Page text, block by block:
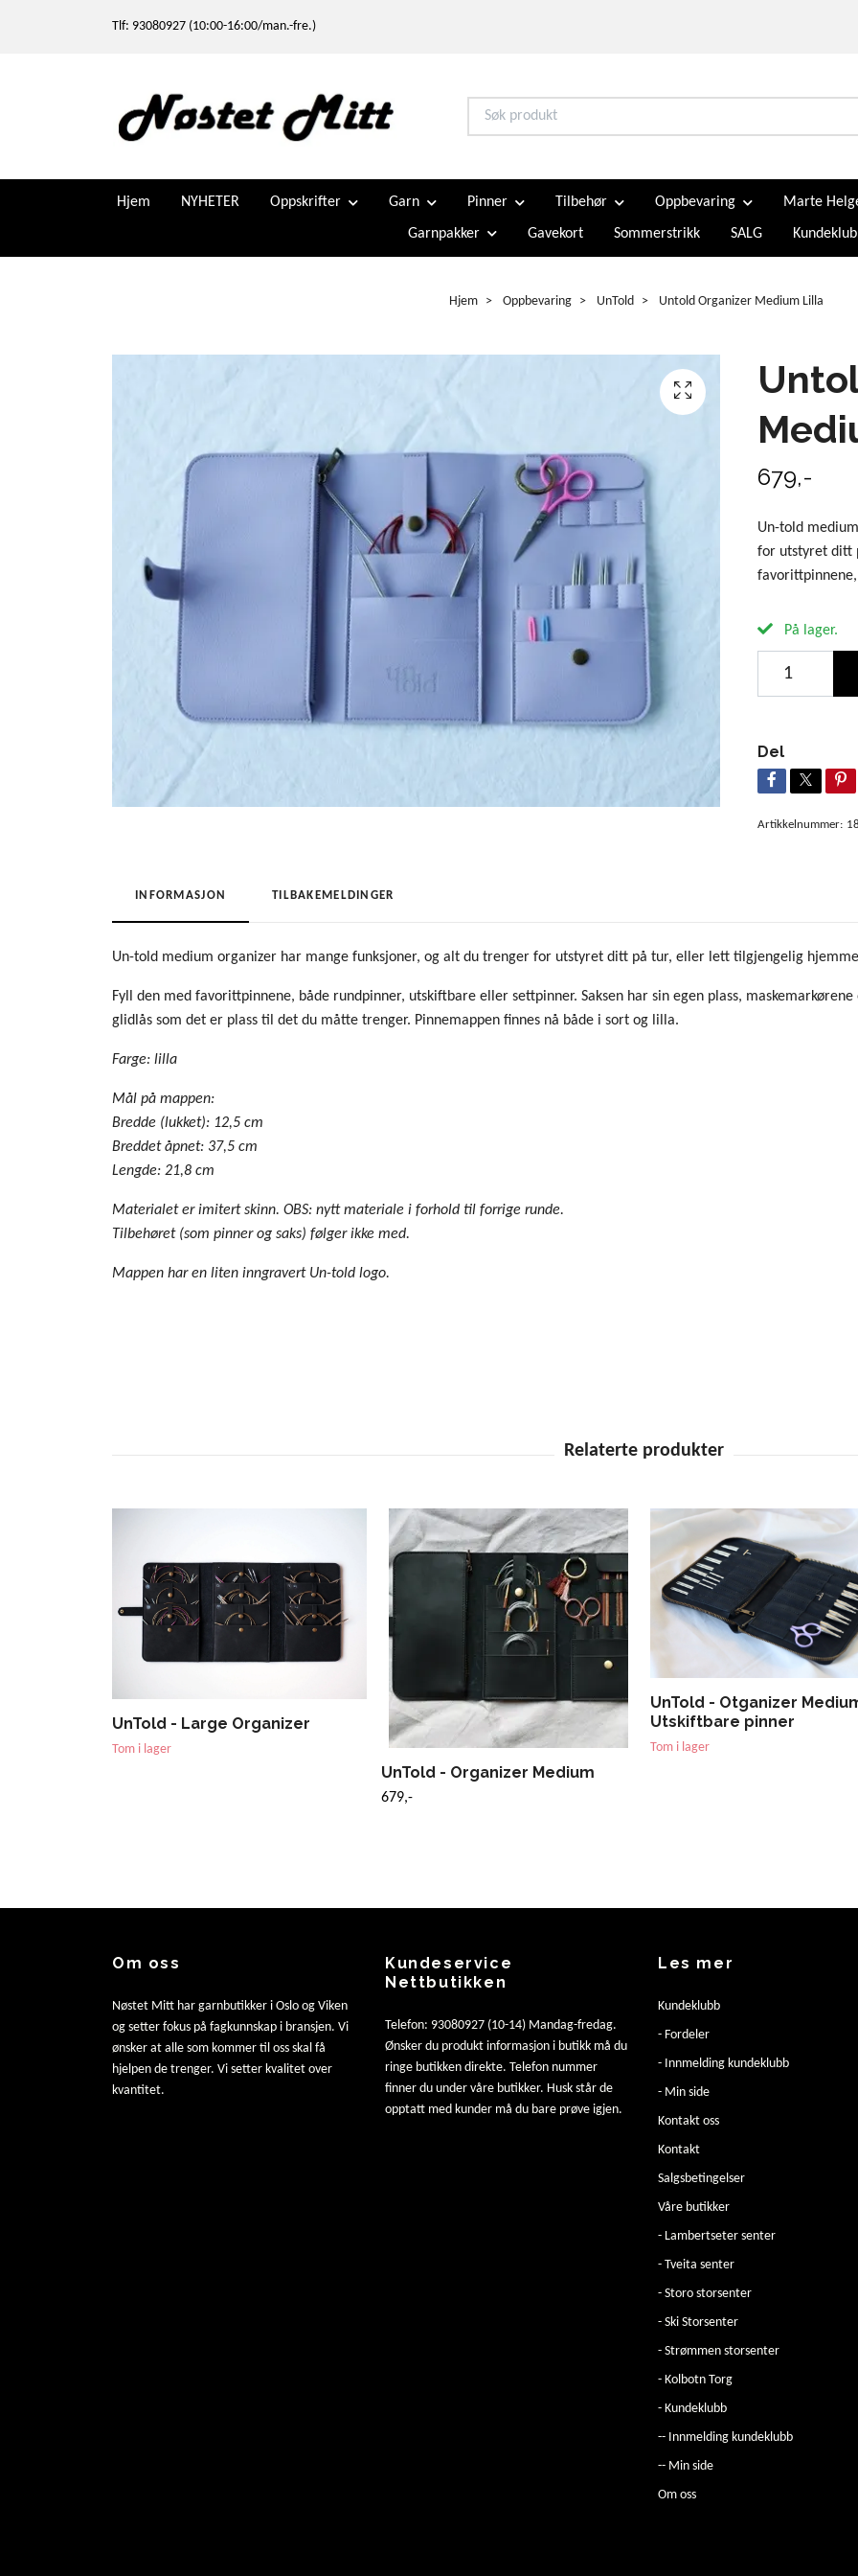
Tlf: 93080927 (10:00-16:00/man.-fre.)
Hjem NYHETER Oppskrifter Garn Pinner Tilbehør Oppbevaring Marte
Garnpakker Gavekort Sommerstrikk SALG
Hjem Oppbevaring UnTold Untold Organizer Medium Lilla
679,-
Un-told
for utstyret ditt
På lager.
Del
Artikkelnummer:
INFORMASJON TILBAKEMELDINGER
Un-told medium organizer har mange funksjoner, og alt du trenger for utstyret ditt på tur, eller lett tilgjengelig
Fyll den med favorittpinnene, både rundpinner, utskiftbare eller settpinner. Saksen har sin egen plass,
glidlås som det er plass til det du måtte trenger. Pinnemappen finnes nå både i sort og lilla.
Farge: lilla
Mål på mappen:
Bredde (lukket): 12,5 cm
Breddet åpnet: 37,5 cm
Lengde: 21,8 cm
Materialet er imitert skinn. OBS: nytt materiale i forhold til forrige runde.
Tilbehøret (som pinner og saks) følger ikke med.
Mappen har en liten inngravert Un-told logo.
UnTold - Large Organizer
Tom i lager
UnTold - Organizer Medium
679,-
UnTold - Otganizer
Utskiftbare pinner
Tom i lager
Om oss
Nøstet Mitt har garnbutikker i Oslo og Viken
og setter fokus på fagkunnskap i bransjen. Vi
ønsker at alle som kommer til oss skal få
hjelpen de trenger. Vi setter kvalitet over
kvantitet.
Kundeservice
Nettbutikken
Telefon: 93080927 (10-14) Mandag-fredag.
Ønsker du produkt informasjon i butikk må du
ringe butikken direkte. Telefon nummer
finner du under våre butikker. Husk står de
opptatt med kunder må du bare prøve igjen.
Les mer
Kundeklubb
- Fordeler
- Innmelding kundeklubb
- Min side
Kontakt oss
Kontakt
Salgsbetingelser
Våre butikker
- Lambertseter senter
- Tveita senter
- Storo storsenter
- Ski Storsenter
- Strømmen storsenter
- Kolbotn Torg
- Kundeklubb
-- Innmelding kundeklubb
-- Min side
Om oss